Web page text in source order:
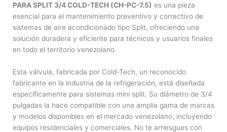
PARA SPLIT 3/4 COLD-TECH (CH-PC-7.5) es una pieza
esencial para el mantenimiento preventivo y correctivo de
sistemas de aire acondicionado tipo Split, ofreciendo una
solución duradera y eficiente para técnicos y usuarios finales
en todo el territorio venezolano.
Esta válvula, fabricada por Cold-Tech, un reconocido
fabricante en la industria de la refrigeración, está diseñada
específicamente para sistemas mini split. Su diámetro de 3/4
pulgadas la hace compatible con una amplia gama de marcas
y modelos disponibles en el mercado venezolano, incluyendo
equipos residenciales y comerciales. No te arriesgues con